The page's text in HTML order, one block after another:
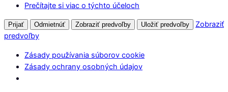
Prečítajte si viac o týchto účeloch
Prijať Odmietnúť Zobraziť predvoľby Uložiť predvoľby
Zobraziť
predvoľby
Zásady používania súborov cookie
Zásady ochrany osobných údajov